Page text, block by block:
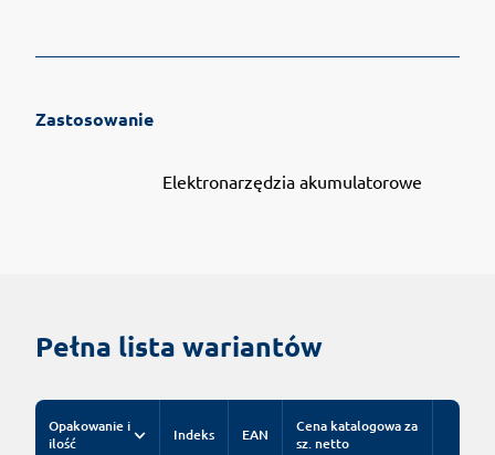
Zastosowanie
Elektronarzędzia akumulatorowe
Pełna lista wariantów
Opakowanie i
ilość
Indeks EAN
Cena katalogowa za
sz. netto